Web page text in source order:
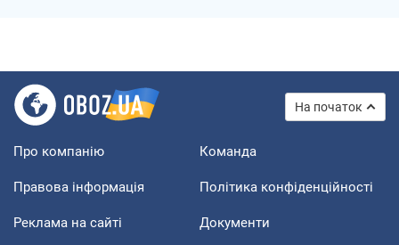
На початок
Про компанію Команда
Правова інформація Політика конфіденційності
Реклама на сайті Документи